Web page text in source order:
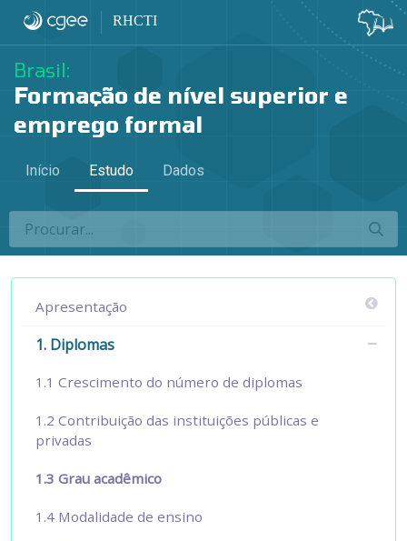
1.3 Grau acadêmico - 1.3 Grau
RHCTI
Brasil:
Formação de nível superior e
emprego formal
Início Estudo Dados
Apresentação
1. Diplomas
1.1 Crescimento do número de diplomas
1.2 Contribuição das instituições públicas e
privadas
1.3 Grau acadêmico
1.4 Modalidade de ensino